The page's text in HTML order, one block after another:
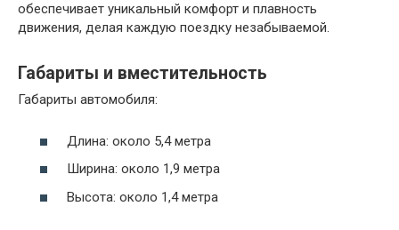
обеспечивает уникальный комфорт и плавность
движения, делая каждую поездку незабываемой.
Габариты и вместительность
Габариты автомобиля:
Длина: около 5,4 метра
Ширина: около 1,9 метра
Высота: около 1,4 метра